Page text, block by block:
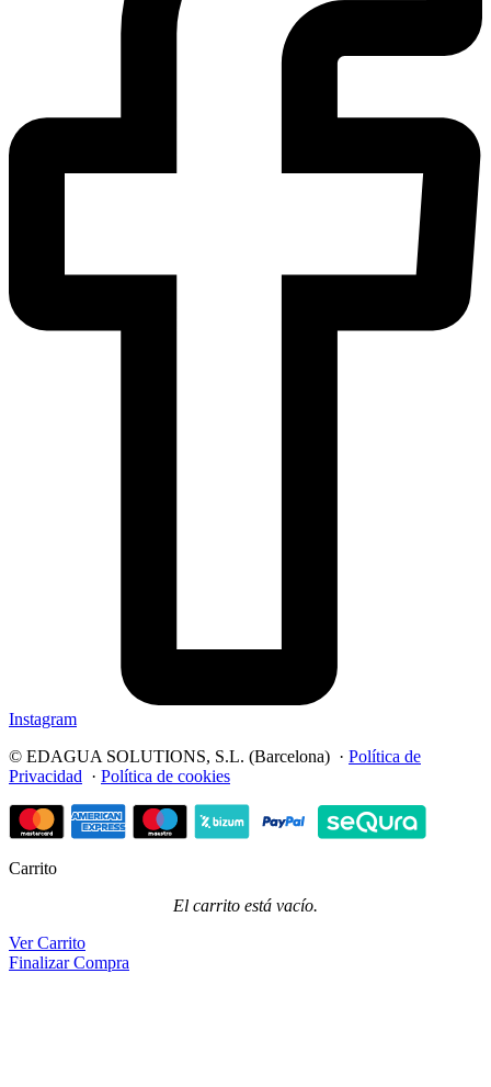
Instagram
© EDAGUA SOLUTIONS, S.L. (Barcelona) · Política de
Privacidad · Política de cookies
Carrito
El carrito está vacío.
Ver Carrito
Finalizar Compra